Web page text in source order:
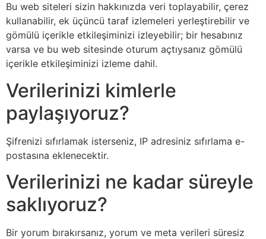
Bu web siteleri sizin hakkınızda veri toplayabilir, çerez
kullanabilir, ek üçüncü taraf izlemeleri yerleştirebilir ve
gömülü içerikle etkileşiminizi izleyebilir; bir hesabınız
varsa ve bu web sitesinde oturum açtıysanız gömülü
içerikle etkileşiminizi izleme dahil.
Verilerinizi kimlerle
paylaşıyoruz?
Şifrenizi sıfırlamak isterseniz, IP adresiniz sıfırlama e-
postasına eklenecektir.
Verilerinizi ne kadar süreyle
saklıyoruz?
Bir yorum bırakırsanız, yorum ve meta verileri süresiz